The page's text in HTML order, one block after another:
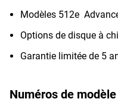
Modèles 512e
Options de disque à
Garantie limitée de 5
Numéros de modèle